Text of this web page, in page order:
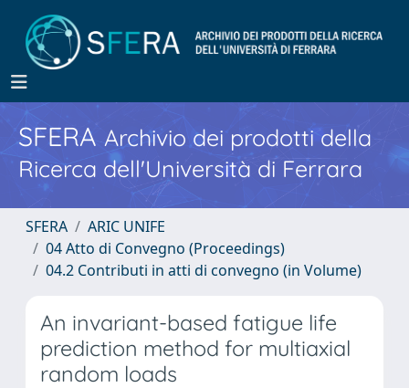
SFERA Archivio dei prodotti della
Ricerca dell'Università di Ferrara
SFERA
ARIC UNIFE
04 Atto di Convegno (Proceedings)
04.2 Contributi in atti di convegno (in Volume)
An invariant-based fatigue life
prediction method for multiaxial
random loads